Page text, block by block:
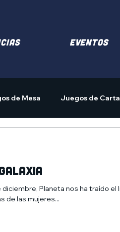
EVENTOS
de Mesa Juegos de
Planeta nos ha traído el
de las mujeres...